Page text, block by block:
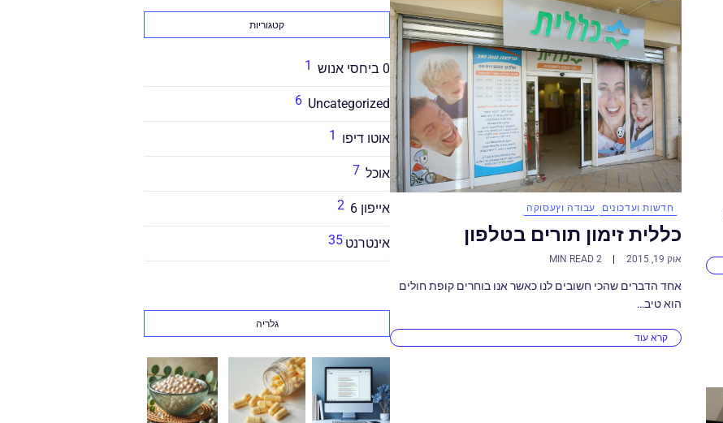
חדשות ועדכונים עבודה וץעסוקה
כללית זימון תורים בטלפון
אוק 19, 2015 2 MIN READ
אחד הדברים שהכי חשובים לנו כאשר אנו בוחרים קופת חולים
הוא טיב…
קרא עוד
קטגוריות
0 ביחסי אנוש 1
Uncategorized
6
אוטו דיפו 1
אוכל 7
אייפון 6 2
אינטרנט 35
גלריה